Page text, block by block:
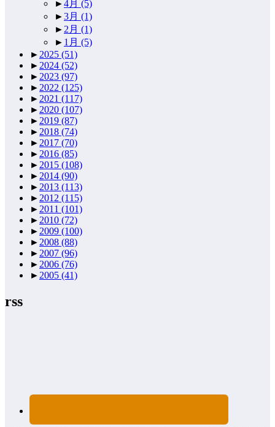
►4月 (5)
►3月 (1)
► 2月 (1)
► 1月 (5)
► 2025 (51)
► 2024 (52)
► 2023 (97)
► 2022 (125)
► 2021 (117)
► 2020 (107)
► 2019 (87)
► 2018 (74)
► 2017 (70)
► 2016 (85)
► 2015 (108)
► 2014 (90)
► 2013 (113)
► 2012 (115)
► 2011 (101)
► 2010 (72)
► 2009 (100)
► 2008 (88)
► 2007 (96)
► 2006 (76)
► 2005 (41)
rss